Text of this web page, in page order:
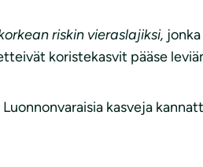
riskin vieraslajiksi,
koristekasvit pääse
kasveja